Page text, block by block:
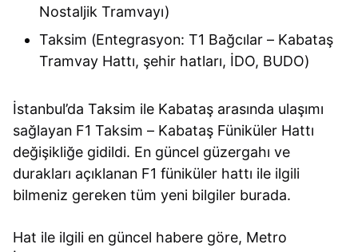
Nostaljik Tramvayı)
Taksim (Entegrasyon: T1 Bağcılar – Kabataş
Tramvay Hattı, şehir hatları, İDO, BUDO)
İstanbul’da Taksim ile Kabataş arasında ulaşımı
sağlayan F1 Taksim – Kabataş Füniküler Hattı
değişikliğe gidildi. En güncel güzergahı ve
durakları açıklanan F1 füniküler hattı ile ilgili
bilmeniz gereken tüm yeni bilgiler burada.
Hat ile ilgili en güncel habere göre, Metro